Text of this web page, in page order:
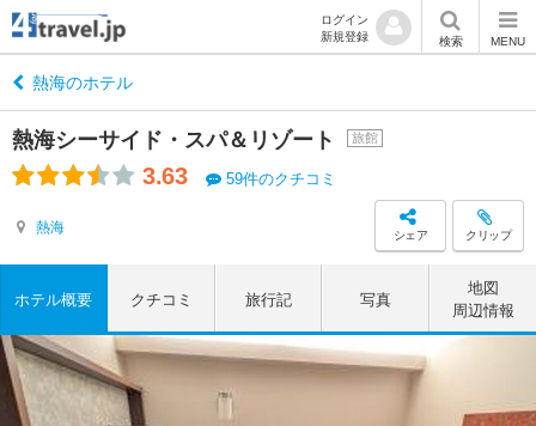
ログイン
新規登録
検索 MENU
熱海のホテル
熱海シーサイド・スパ＆リゾート 旅館
3.63 59件のクチコミ
熱海 シェア クリップ
ホテル概要 クチコミ 旅行記 写真
地図
周辺情報